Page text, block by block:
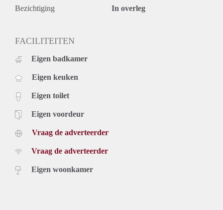
Bezichtiging In overleg
FACILITEITEN
Eigen badkamer
Eigen keuken
Eigen toilet
Eigen voordeur
Vraag de adverteerder
Vraag de adverteerder
Eigen woonkamer